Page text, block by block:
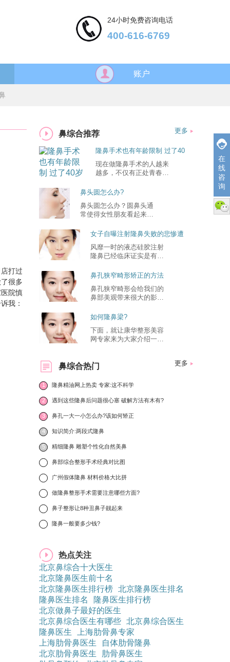
24小时免费咨询电话
400-616-6769
账户
打过
很多
院慎
我：
鼻综合推荐 更多
隆鼻手术也有年龄限制 过了40
岁应慎做
现在做隆鼻手术的人越来
越多，不仅有正处青春期
鼻头圆怎么办?
鼻头圆怎么办？圆鼻头通
常使得女性朋友看起来不
女子自曝注射隆鼻失败的悲惨遭
遇
风靡一时的液态硅胶注射
隆鼻已经临床证实是有害
鼻孔狭窄畸形矫正的方法
鼻孔狭窄畸形会给我们的
鼻部美观带来很大的影
如何隆鼻梁?
下面，就让康华整形美容
网专家来为大家介绍一下
鼻综合热门 更多
1 隆鼻精油网上热卖 专家:这不科学
2 遇到这些隆鼻后问题很心塞 破解方法有木有?
3 鼻孔一大一小怎么办?该如何矫正
4 知识简介:两段式隆鼻
5 精细隆鼻 雕塑个性化自然美鼻
鼻部综合整形手术经典对比图
广州假体隆鼻 材料价格大比拼
做隆鼻整形手术需要注意哪些方面?
鼻子整形让8种丑鼻子靓起来
10 隆鼻一般要多少钱?
热点关注
北京鼻综合十大医生
北京隆鼻医生前十名
北京隆鼻医生排行榜 北京隆鼻医生排名
隆鼻医生排名
隆鼻医生排行榜
北京做鼻子最好的医生
北京鼻综合医生有哪些 北京鼻综合医生
隆鼻医生
上海肋骨鼻专家
上海肋骨鼻医生
自体肋骨隆鼻
北京肋骨鼻医生
肋骨鼻医生
在
线
咨
询